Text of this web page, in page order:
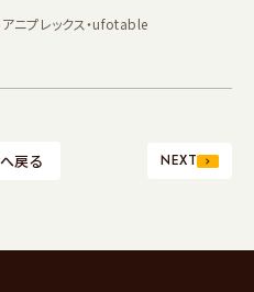
ニプレックス・ufotable
戻る NEXT